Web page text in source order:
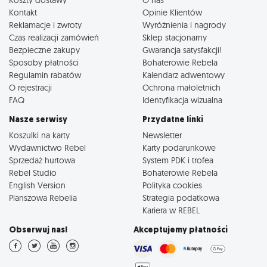
Kontakt
Reklamacje i zwroty
Czas realizacji zamówień
Bezpieczne zakupy
Sposoby płatności
Regulamin rabatów
O rejestracji
FAQ
Opinie Klientów
Wyróżnienia i nagrody
Sklep stacjonarny
Gwarancja satysfakcji!
Bohaterowie Rebela
Kalendarz adwentowy
Ochrona małoletnich
Identyfikacja wizualna
Nasze serwisy
Koszulki na karty
Wydawnictwo Rebel
Sprzedaż hurtowa
Rebel Studio
English Version
Planszowa Rebelia
Przydatne linki
Newsletter
Karty podarunkowe
System PDK i trofea
Bohaterowie Rebela
Polityka cookies
Strategia podatkowa
Kariera w REBEL
Obserwuj nas! Akceptujemy płatności